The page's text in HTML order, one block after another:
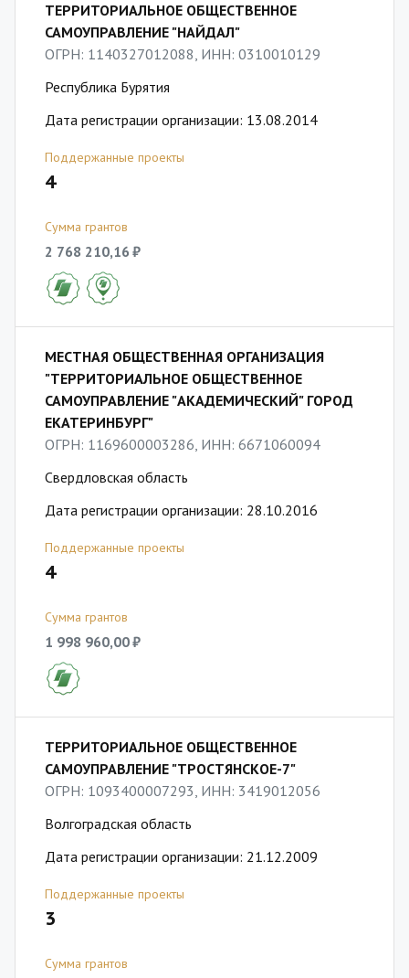
ТЕРРИТОРИАЛЬНОЕ ОБЩЕСТВЕННОЕ
САМОУПРАВЛЕНИЕ "НАЙДАЛ"
ОГРН: 1140327012088, ИНН: 0310010129
Республика Бурятия
Дата регистрации организации: 13.08.2014
Поддержанные проекты
4
Сумма грантов
2 768 210,16 ₽
МЕСТНАЯ ОБЩЕСТВЕННАЯ ОРГАНИЗАЦИЯ
"ТЕРРИТОРИАЛЬНОЕ ОБЩЕСТВЕННОЕ
САМОУПРАВЛЕНИЕ "АКАДЕМИЧЕСКИЙ" ГОРОД
ЕКАТЕРИНБУРГ"
ОГРН: 1169600003286, ИНН: 6671060094
Свердловская область
Дата регистрации организации: 28.10.2016
Поддержанные проекты
4
Сумма грантов
1 998 960,00 ₽
ТЕРРИТОРИАЛЬНОЕ ОБЩЕСТВЕННОЕ
САМОУПРАВЛЕНИЕ "ТРОСТЯНСКОЕ-7"
ОГРН: 1093400007293, ИНН: 3419012056
Волгоградская область
Дата регистрации организации: 21.12.2009
Поддержанные проекты
3
Сумма грантов